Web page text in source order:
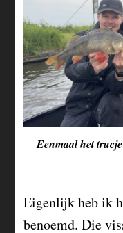
Eenmaal het
Eigenlijk heb ik
benoemd. Die